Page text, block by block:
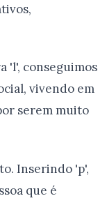
'l', conseguimos
vivendo em
serem muito
Inserindo 'p',
que é